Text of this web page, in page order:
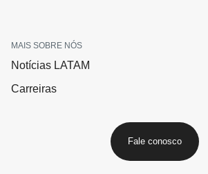
MAIS SOBRE NÓS
Notícias LATAM
Carreiras
Fale conosco